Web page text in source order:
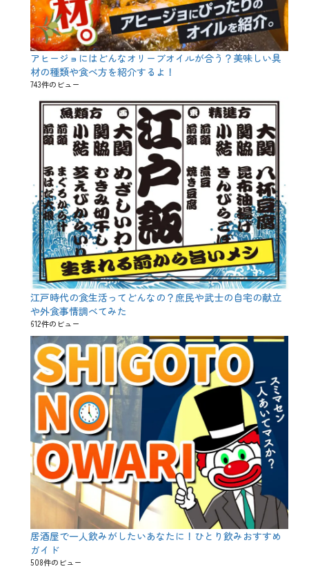
アヒージョにはどんなオリーブオイルが合う？美味しい具
材の種類や食べ方を紹介するよ！
743件のビュー
江戸時代の食生活ってどんなの？庶民や武士の自宅の献立
や外食事情調べてみた
612件のビュー
居酒屋で一人飲みがしたいあなたに！ひとり飲みおすすめ
ガイド
508件のビュー